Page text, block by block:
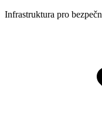
Infrastruktura pro